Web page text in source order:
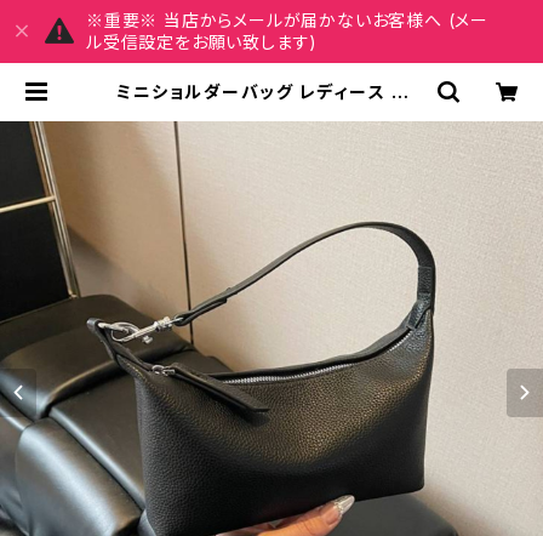
※重要※ 当店からメールが届かないお客様へ (メー
ル受信設定をお願い致します)
ミニショルダーバッグ レディース ワン
グ 斜めがけ 大人可愛い 軽量 韓国風
バッグ カジュアル おしゃれ 人気 4色
展開 K-B0193 | REIRSE レイルセ
20代,30代,40代 レディースファッ